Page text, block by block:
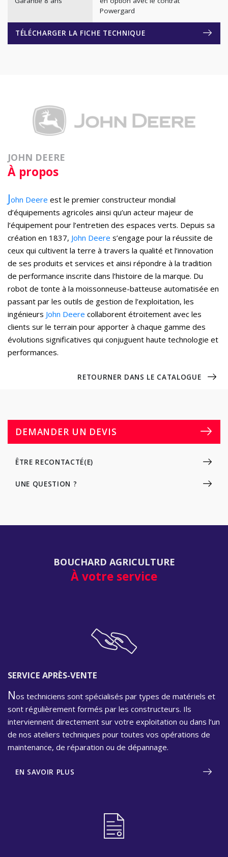
Powergard
TÉLÉCHARGER LA FICHE TECHNIQUE
JOHN DEERE
À propos
John Deere est le premier constructeur mondial
d’équipements agricoles ainsi qu’un acteur majeur de
l’équipement pour l’entretien des espaces verts. Depuis sa
création en 1837, John Deere s’engage pour la réussite de
ceux qui cultivent la terre à travers la qualité et l’innovation
de ses produits et services et ainsi répondre à la tradition
de performance inscrite dans l’histoire de la marque. Du
robot de tonte à la moissonneuse-batteuse automatisée en
passant par les outils de gestion de l’exploitation, les
ingénieurs John Deere collaborent étroitement avec les
clients sur le terrain pour apporter à chaque gamme des
évolutions significatives qui conjuguent haute technologie et
performances.
RETOURNER DANS LE CATALOGUE
DEMANDER UN DEVIS
ÊTRE RECONTACTÉ(E)
UNE QUESTION ?
BOUCHARD AGRICULTURE
À votre service
SERVICE APRÈS-VENTE
Nos techniciens sont spécialisés par types de matériels et
sont régulièrement formés par les constructeurs. Ils
interviennent directement sur votre exploitation ou dans l’un
de nos ateliers techniques pour toutes vos opérations de
maintenance, de réparation ou de dépannage.
EN SAVOIR PLUS